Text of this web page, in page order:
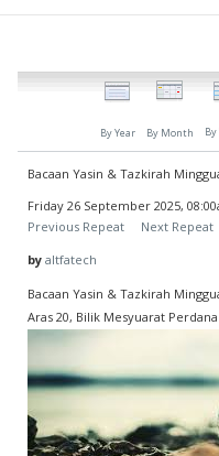
By Year By Month By
Bacaan Yasin & Tazkirah
Friday 26 September 2025,
Previous Repeat
Next Repeat
by altfatech
Bacaan Yasin & Tazkirah
Aras 20, Bilik Mesyuarat Perdana